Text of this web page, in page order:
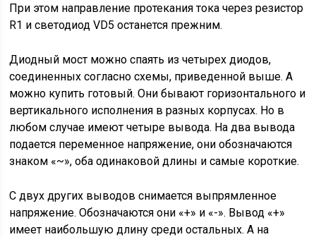
При этом направление протекания тока через резистор
R1 и светодиод VD5 останется прежним.
Диодный мост можно спаять из четырех диодов,
соединенных согласно схемы, приведенной выше. А
можно купить готовый. Они бывают горизонтального и
вертикального исполнения в разных корпусах. Но в
любом случае имеют четыре вывода. На два вывода
подается переменное напряжение, они обозначаются
знаком «~», оба одинаковой длины и самые короткие.
С двух других выводов снимается выпрямленное
напряжение. Обозначаются они «+» и «-». Вывод «+»
имеет наибольшую длину среди остальных. А на